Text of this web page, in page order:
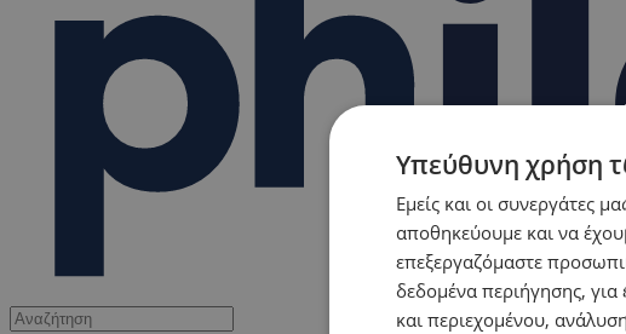
Υπεύθυνη χρήση
Εμείς και οι συνεργάτες
αποθηκεύουμε και να
επεξεργαζόμαστε
δεδομένα περιήγησης, για
και περιεχομένου,